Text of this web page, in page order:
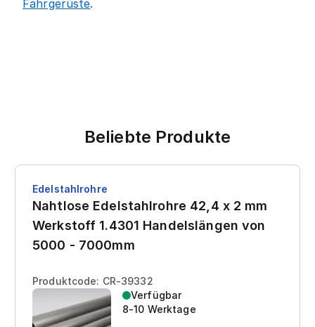
Fahrgerüste.
Beliebte Produkte
Edelstahlrohre
Nahtlose Edelstahlrohre 42,4 x 2 mm
Werkstoff 1.4301 Handelslängen von
5000 - 7000mm
Produktcode: CR-39332
Verfügbar
8-10 Werktage